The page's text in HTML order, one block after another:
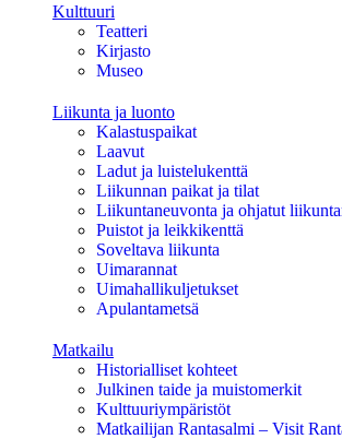
Kulttuuri
Teatteri
Kirjasto
Museo
Liikunta ja luonto
Kalastuspaikat
Laavut
Ladut ja luistelukenttä
Liikunnan paikat ja tilat
Liikuntaneuvonta ja ohjatut
Puistot ja leikkikenttä
Soveltava liikunta
Uimarannat
Uimahallikuljetukset
Apulantametsä
Matkailu
Historialliset kohteet
Julkinen taide ja muistomerkit
Kulttuuriympäristöt
Matkailijan Rantasalmi – Visit